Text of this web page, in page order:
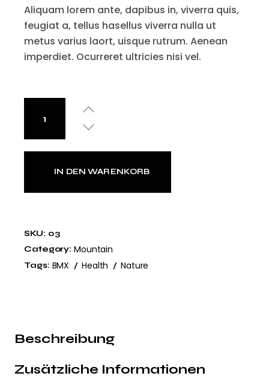
Aliquam lorem ante, dapibus in, viverra quis,
feugiat a, tellus hasellus viverra nulla ut
metus varius laort, uisque rutrum. Aenean
imperdiet. Ocurreret ultricies nisi vel.
IN DEN WARENKORB
SKU: 03
Category: Mountain
Tags: BMX Health Nature
Beschreibung
Zusätzliche Informationen